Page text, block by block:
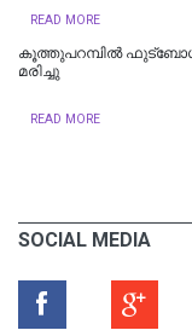
READ MORE
കൂത്തുപറമ്പിൽ ഫുട്ബോൾ
മരിച്ചു
READ MORE
SOCIAL MEDIA